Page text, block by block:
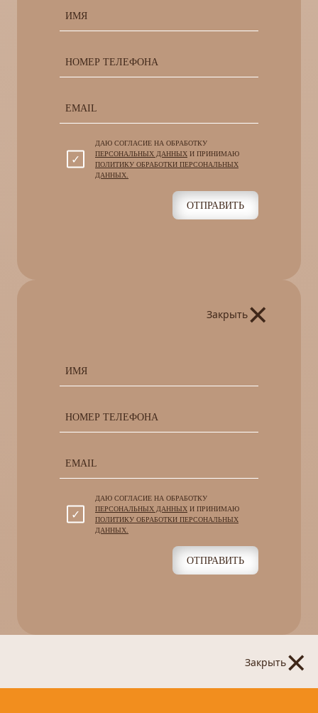
ДАЮ СОГЛАСИЕ НА ОБРАБОТКУ
ПЕРСОНАЛЬНЫХ ДАННЫХ И ПРИНИМАЮ
ПОЛИТИКУ ОБРАБОТКИ ПЕРСОНАЛЬНЫХ
ДАННЫХ.
ОТПРАВИТЬ
Закрыть×
ДАЮ СОГЛАСИЕ НА ОБРАБОТКУ
ПЕРСОНАЛЬНЫХ ДАННЫХ И ПРИНИМАЮ
ПОЛИТИКУ ОБРАБОТКИ ПЕРСОНАЛЬНЫХ
ДАННЫХ.
ОТПРАВИТЬ
Закрыть×